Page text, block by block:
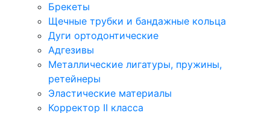
Брекеты
Щечные трубки и бандажные кольца
Дуги ортодонтические
Адгезивы
Металлические лигатуры, пружины,
ретейнеры
Эластические материалы
Корректор II класса